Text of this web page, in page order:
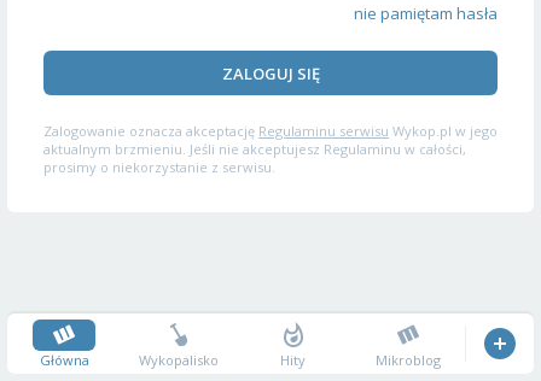
nie pamiętam hasła
ZALOGUJ SIĘ
Zalogowanie oznacza akceptację Regulaminu serwisu Wykop.pl w jego
aktualnym brzmieniu. Jeśli nie akceptujesz Regulaminu w całości,
prosimy o niekorzystanie z serwisu.
Główna Wykopalisko Hity Mikroblog